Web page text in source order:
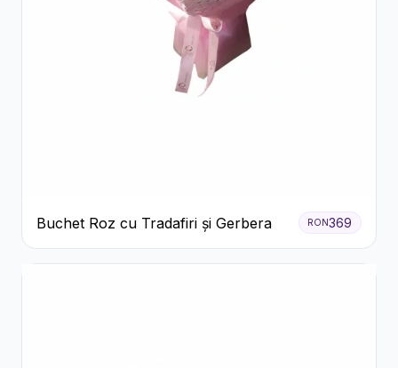
Buchet Roz cu Tradafiri și Gerbera RON369